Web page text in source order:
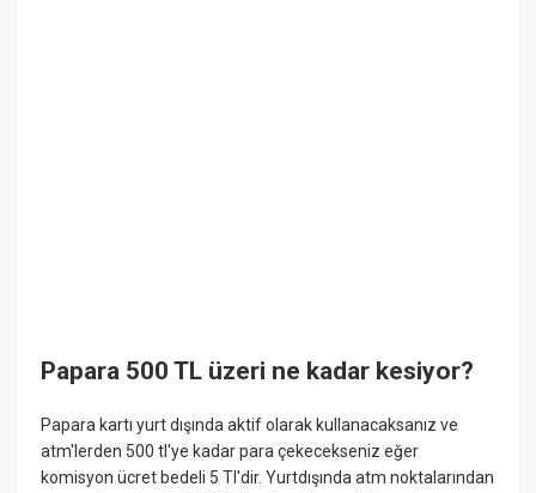
Papara 500 TL üzeri ne kadar kesiyor?
Papara kartı yurt dışında aktif olarak kullanacaksanız ve
atm'lerden 500 tl'ye kadar para çekecekseniz eğer
komisyon ücret bedeli 5 Tl'dir. Yurtdışında atm noktalarından